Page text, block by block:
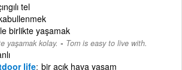
tel
birlikte yaşamak
yaşamak kolay. - Tom is easy to live with.
life bir açık hava yaşam